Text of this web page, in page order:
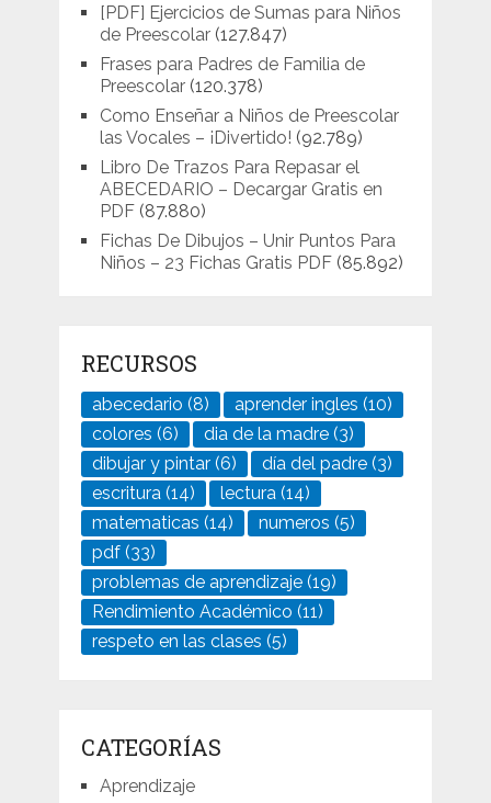
[PDF] Ejercicios de Sumas para Niños
de Preescolar (127.847)
Frases para Padres de Familia de
Preescolar (120.378)
Como Enseñar a Niños de Preescolar
las Vocales – ¡Divertido! (92.789)
Libro De Trazos Para Repasar el
ABECEDARIO – Decargar Gratis en
PDF (87.880)
Fichas De Dibujos – Unir Puntos Para
Niños – 23 Fichas Gratis PDF (85.892)
RECURSOS
abecedario (8) aprender ingles (10)
colores (6) dia de la madre (3)
dibujar y pintar (6) día del padre (3)
escritura (14) lectura (14)
matematicas (14) numeros (5)
pdf (33)
problemas de aprendizaje (19)
Rendimiento Académico (11)
respeto en las clases (5)
CATEGORÍAS
Aprendizaje